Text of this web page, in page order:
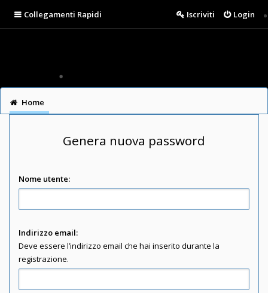
Collegamenti Rapidi Login
Iscriviti
Home
Genera nuova password
Nome utente:
Indirizzo email:
Deve essere l’indirizzo email che hai inserito durante la
registrazione.